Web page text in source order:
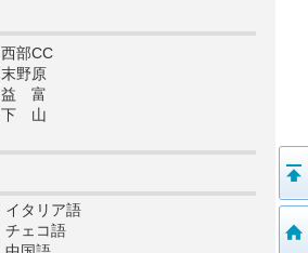
西部CC
末野原
益 富
下 山
イタリア語
チェコ語